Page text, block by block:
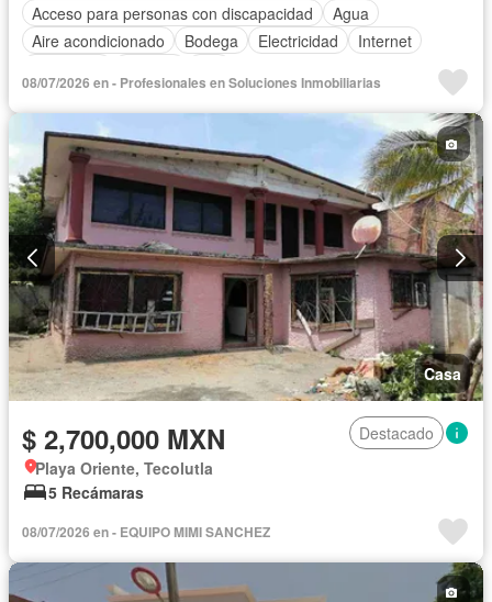
Acceso para personas con discapacidad
Agua
Aire acondicionado
Bodega Electricidad
Internet
08/07/2026 en - Profesionales en Soluciones Inmobiliarias
Casa
$ 2,700,000 MXN
Destacado
Playa Oriente, Tecolutla
5 Recámaras
08/07/2026 en - EQUIPO MIMI SANCHEZ